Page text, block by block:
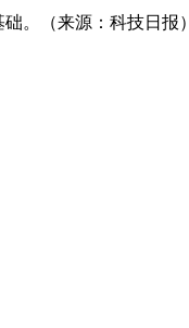
。（来源：科技日报）